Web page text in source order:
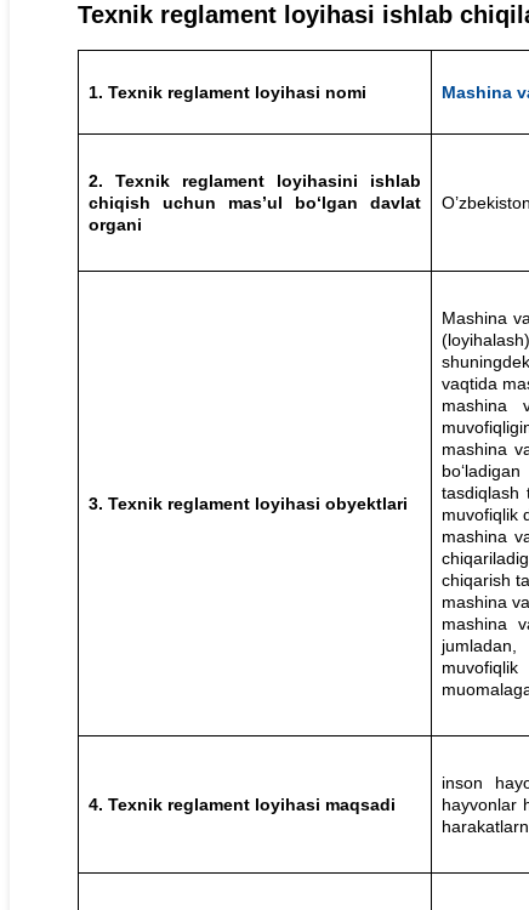
Texnik reglament loyihasi ishlab
1. Texnik reglament loyihasi nomi Mashina
2. Texnik reglament loyihasini ishlab
chiqish uchun mas’ul bo‘lgan davlat
organi
3. Texnik reglament loyihasi obyektlari
Mashina
vaqtida
mashina
mashina
tasdiqlash
muvofiqlik
mashina
chiqarish
mashina
mashina
4. Texnik reglament loyihasi maqsadi
inson
hayvonlar